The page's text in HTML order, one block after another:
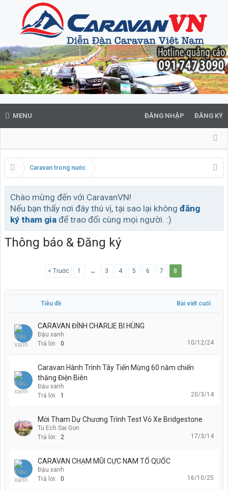
MENU ĐĂNG NHẬP ĐĂNG KÝ
Caravan trong nước
Chào mừng đến với CaravanVN!
Nếu bạn thấy nơi đây thú vị, tại sao lại không đăng
ký tham gia để trao đổi cùng mọi người. :)
Thông báo & Đăng ký
< Trước 1 ← 3 4 5 6 7 8
Tiêu đề Bài viết cuối
CARAVAN ĐỈNH CHARLIE BI HÙNG
Đậu xanh
Trả lời:
0 10/12/24
Caravan Hành Trình Tây Tiến Mừng 60 năm chiến
thắng Điện Biên
Đậu xanh
Trả lời:
1 20/3/14
Mời Tham Dự Chương Trình Test Vỏ Xe Bridgestone
Tu Ech Sai Gon
Trả lời:
2 17/3/14
CARAVAN CHẠM MŨI CỰC NAM TỔ QUỐC
Đậu xanh
Trả lời:
0 16/10/25